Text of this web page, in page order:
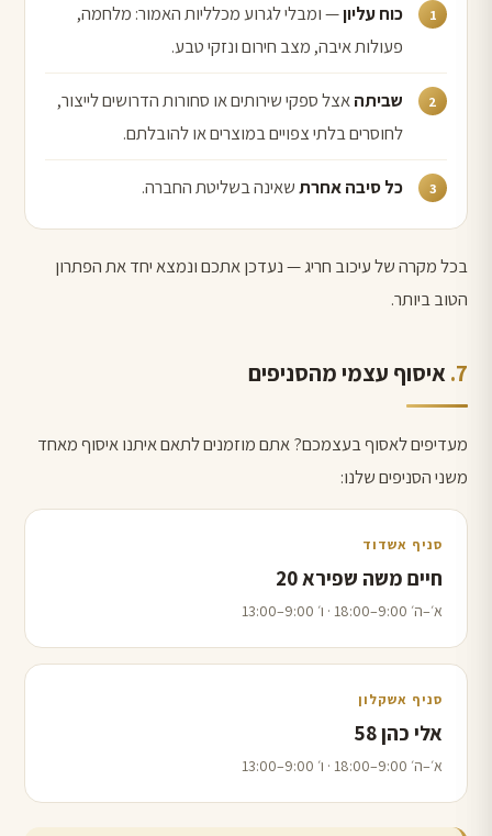
כוח עליון— ומבלי לגרוע מכלליות האמור: מלחמה,
פעולות איבה, מצב חירום ונזקי טבע.
שביתהאצל ספקי שירותים או סחורות הדרושים לייצור,
לחוסרים בלתי צפויים במוצרים או להובלתם.
כל סיבה אחרתשאינה בשליטת החברה.
בכל מקרה של עיכוב חריג — נעדכן אתכם ונמצא יחד את הפתרון
הטוב ביותר.
איסוף עצמי מהסניפים
מעדיפים לאסוף בעצמכם? אתם מוזמנים לתאם איתנו איסוף מאחד
משני הסניפים שלנו:
סניף אשדוד
חיים משה שפירא 20
א׳–ה׳ 9:00–18:00 · ו׳ 9:00–13:00
סניף אשקלון
אלי כהן 58
א׳–ה׳ 9:00–18:00 · ו׳ 9:00–13:00